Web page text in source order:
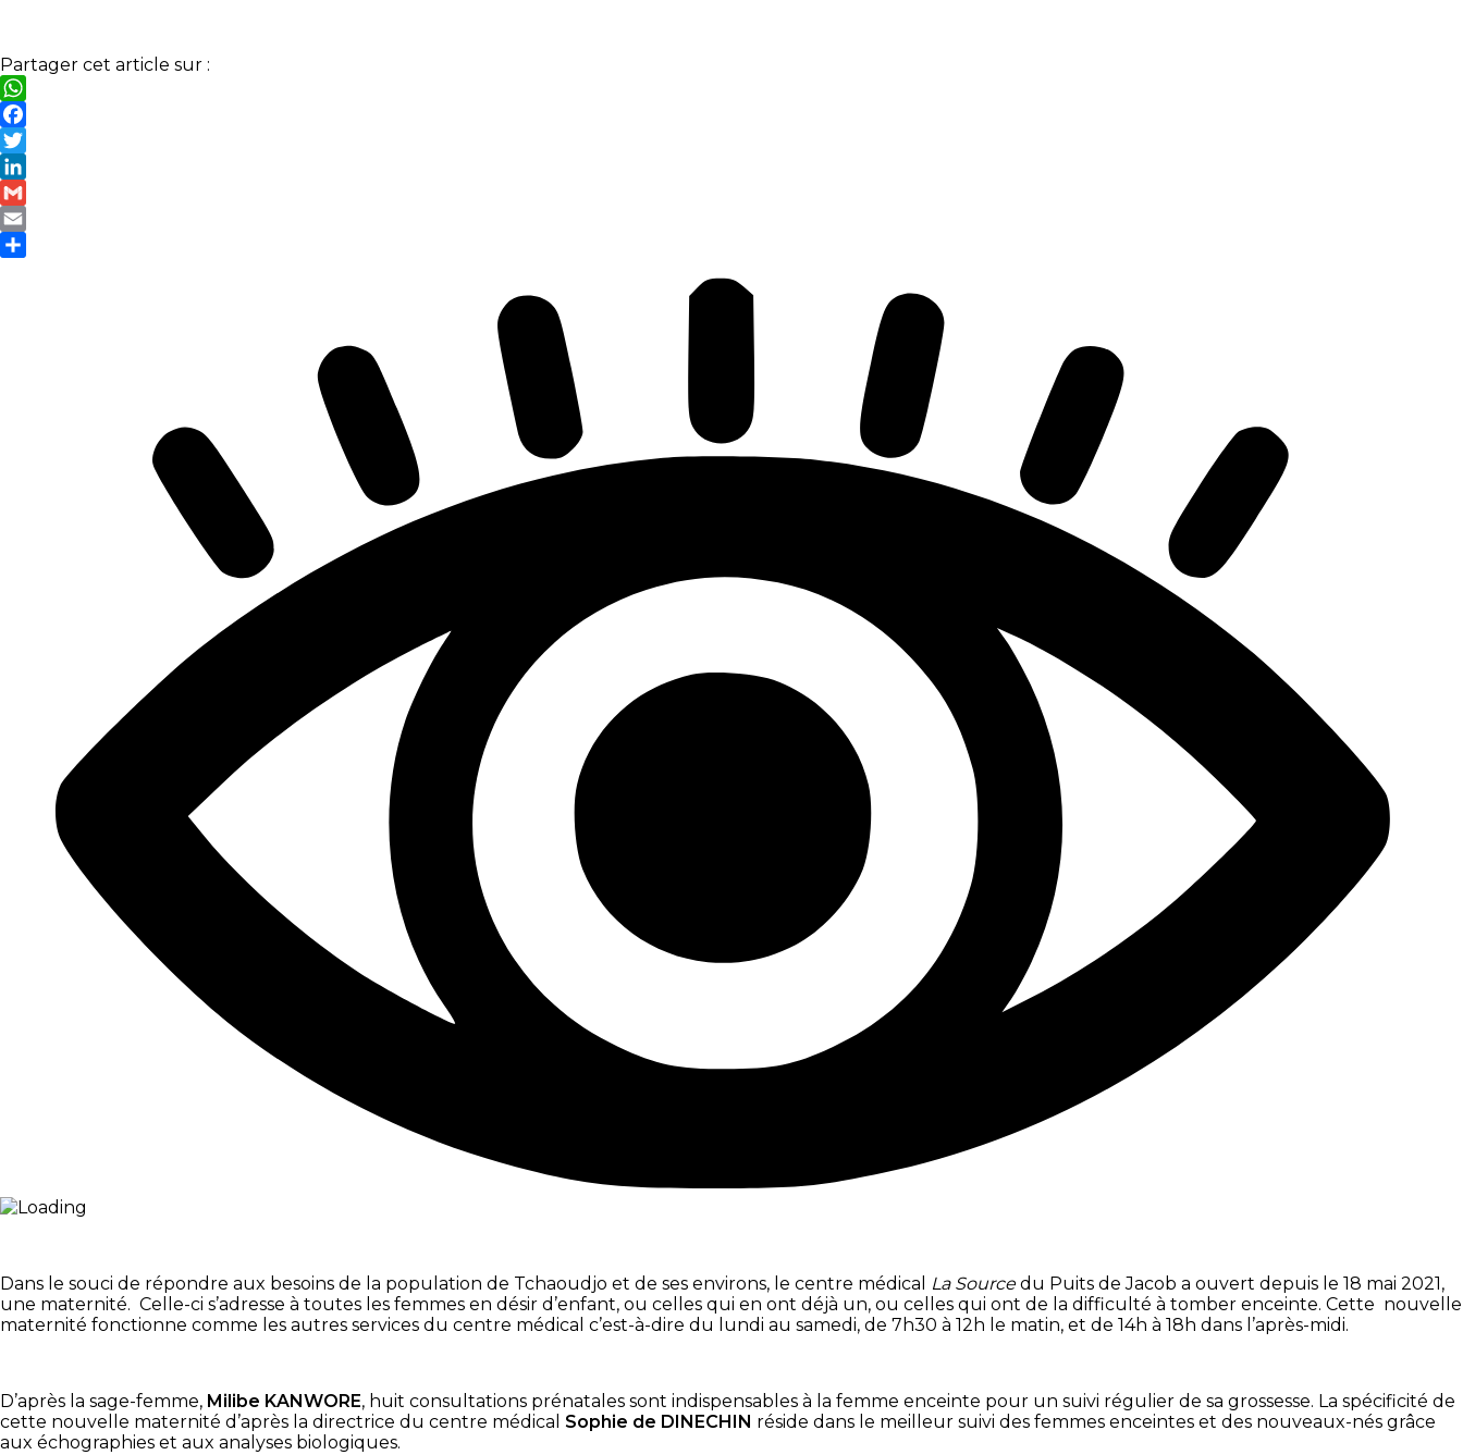
Partager cet article sur :
WhatsApp
Facebook
Twitter
LinkedIn
Gmail
Email
Dans le souci de répondre aux besoins de la population de Tchaoudjo et de ses environs, le centre médical La Sourcedu Puits de Jacob a ouvert depuis le 18 mai 2021,
une maternité. Celle-ci s’adresse à toutes les femmes en désir d’enfant, ou celles qui en ont déjà un, ou celles qui ont de la difficulté à tomber enceinte. Cette nouvelle
maternité fonctionne comme les autres services du centre médical c’est-à-dire du lundi au samedi, de 7h30 à 12h le matin, et de 14h à 18h dans l’après-midi.
D’après la sage-femme, Milibe KANWORE, huit consultations prénatales sont indispensables à la femme enceinte pour un suivi régulier de sa grossesse. La spécificité de
cette nouvelle maternité d’après la directrice du centre médical Sophie de DINECHIN réside dans le meilleur suivi des femmes enceintes et des nouveaux-nés grâce
aux échographies et aux analyses biologiques.